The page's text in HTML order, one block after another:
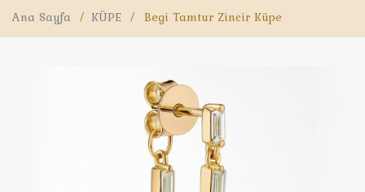
Ana Sayfa / KÜPE / Begi Tamtur Zincir Küpe